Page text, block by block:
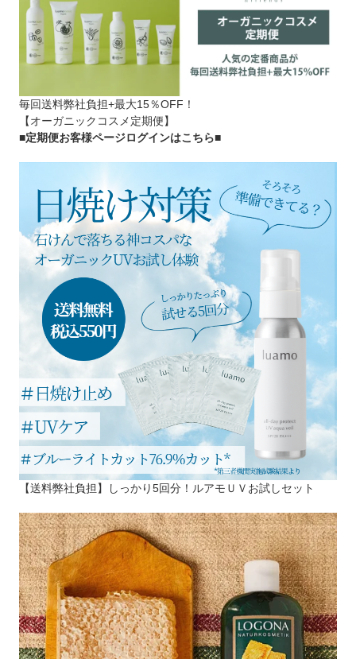
毎回送料弊社負担+最大15％OFF！
【オーガニックコスメ定期便】
■定期便お客様ページログインはこちら■
【送料弊社負担】しっかり5回分！ルアモＵＶお試しセット